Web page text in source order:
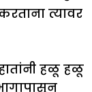
त्यावर
हातांनी हळू हळू